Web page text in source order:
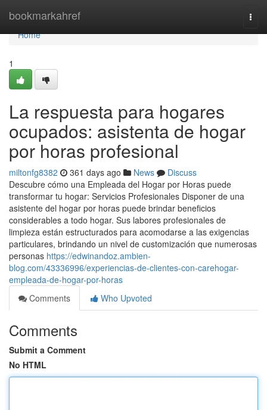
bookmarkahref
Home
Home
1
La respuesta para hogares
ocupados: asistenta de hogar
por horas profesional
miltonfg8382 361 days ago News
Discuss
Descubre cómo una Empleada del Hogar por Horas puede
transformar tu hogar: Servicios Profesionales Disponer de una
asistente del hogar por horas puede brindar beneficios
considerables a todo hogar. Sus labores profesionales de
limpieza están estructurados para acomodarse a las exigencias
particulares, brindando un nivel de customización que numerosas
personas https://edwinandoz.ambien-
blog.com/43336996/experiencias-de-clientes-con-carehogar-
empleada-de-hogar-por-horas
Comments
Who Upvoted
Comments
Submit a Comment
No HTML